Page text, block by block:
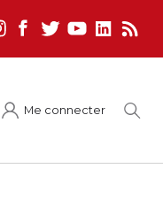
Me connecter